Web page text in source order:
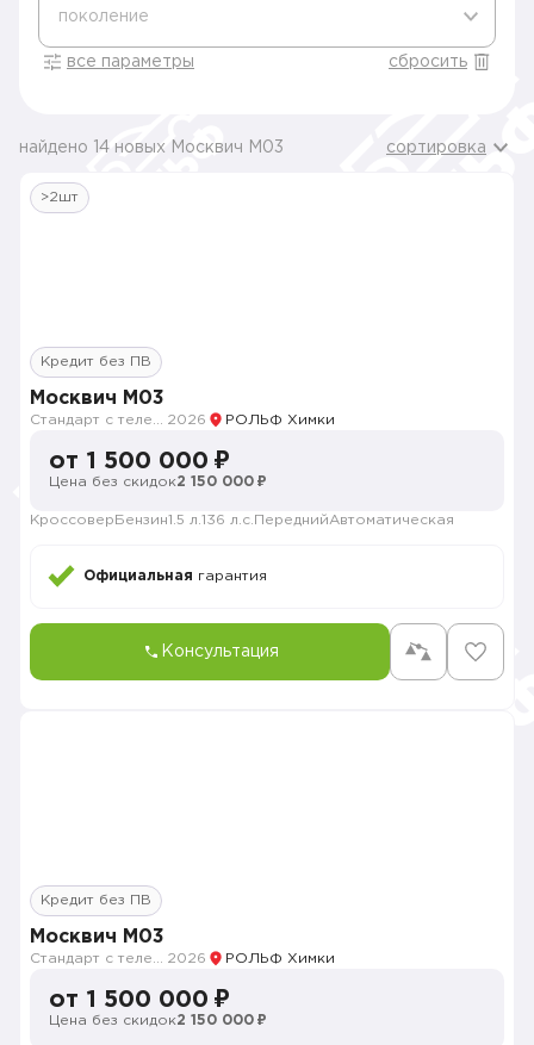
поколение
все параметры сбросить
найдено 14 новых Москвич M03 сортировка
>2шт
Кредит без ПВ
Москвич M03
2026 РОЛЬФ Химки
от 1 500 000 ₽
Цена без скидок2 150 000 ₽
Кроссовер Бензин1.5 л. 136 л.с. ПереднийАвтоматическая
Официальная гарантия
Консультация
Кредит без ПВ
Москвич M03
2026 РОЛЬФ Химки
от 1 500 000 ₽
Цена без скидок2 150 000 ₽